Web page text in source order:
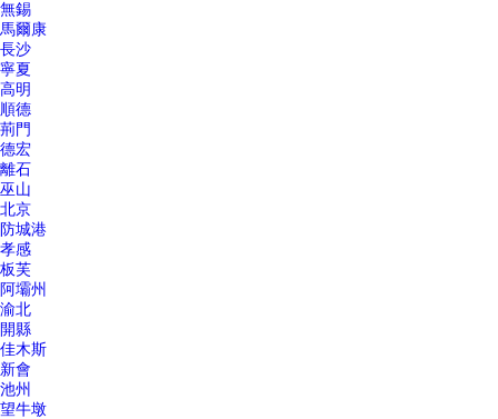
無錫
馬爾康
長沙
寧夏
高明
順德
荊門
德宏
離石
巫山
北京
防城港
孝感
板芙
阿壩州
渝北
開縣
佳木斯
新會
池州
望牛墩